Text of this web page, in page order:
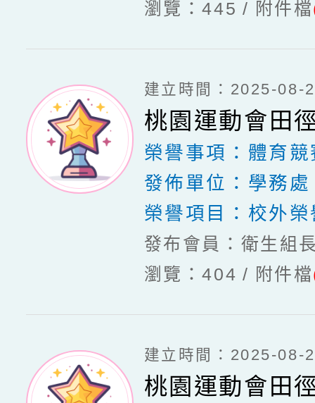
瀏覽：445
附件檔
建立時間：2025-08-
桃園運動會田
榮譽事項： 體育競
發佈單位： 學務處
榮譽項目： 校外榮
發布會員：衛生組
瀏覽：404
附件檔
建立時間：2025-08-
桃園運動會田